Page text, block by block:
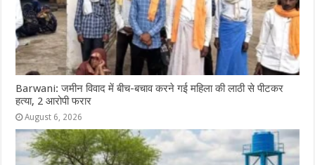
Barwani: जमीन विवाद में बीच-बचाव करने गई महिला की लाठी से पीटकर
हत्या, 2 आरोपी फरार
August 6, 2026